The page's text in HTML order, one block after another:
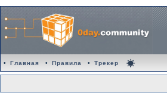
• Главная • Правила • Трекер